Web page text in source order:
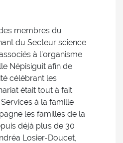
membres du
du Secteur science
à l’organisme
Népisiguit afin de
célébrant les
était tout à fait
à la famille
les familles de la
déjà plus de 30
Losier-Doucet,